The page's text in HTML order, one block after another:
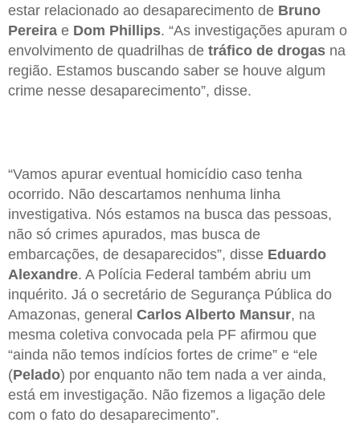
estar relacionado ao desaparecimento de Bruno
Pereira e Dom Phillips. “As investigações apuram o
envolvimento de quadrilhas de tráfico de drogas na
região. Estamos buscando saber se houve algum
crime nesse desaparecimento”, disse.
“Vamos apurar eventual homicídio caso tenha
ocorrido. Não descartamos nenhuma linha
investigativa. Nós estamos na busca das pessoas,
não só crimes apurados, mas busca de
embarcações, de desaparecidos”, disse Eduardo
Alexandre. A Polícia Federal também abriu um
inquérito. Já o secretário de Segurança Pública do
Amazonas, general Carlos Alberto Mansur, na
mesma coletiva convocada pela PF afirmou que
“ainda não temos indícios fortes de crime” e “ele
(Pelado) por enquanto não tem nada a ver ainda,
está em investigação. Não fizemos a ligação dele
com o fato do desaparecimento”.